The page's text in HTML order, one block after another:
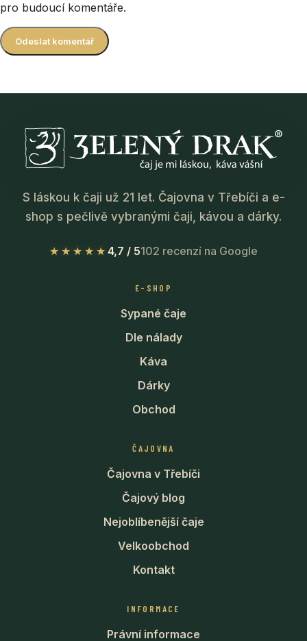
pro budoucí komentáře.
S láskou k čaji už 21 let. Čajovna v Třebíči a e-
shop s pečlivě vybranými čaji, kávou a dárky.
★★★★★ 4,7 / 5102 recenzí na Google
E-SHOP
Sypané čaje
Dle nálady
Káva
Dárky
Obchod
ČAJOVNA
Čajovna v Třebíči
Čajový blog
Nejoblíbenější čaje
Velkoobchod
Kontakt
INFORMACE
Právní informace